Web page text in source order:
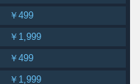
￥499
￥1,999
￥499
￥1,999